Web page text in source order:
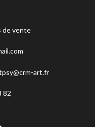
de vente
art.fr
82